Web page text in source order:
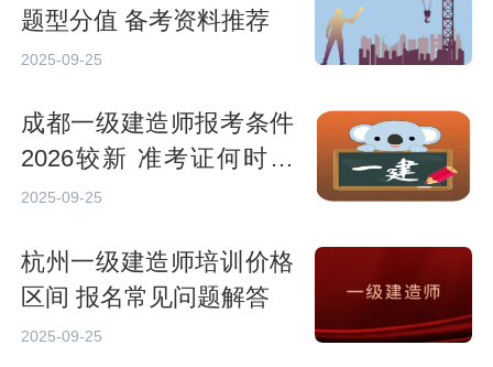
题型分值 备考资料推荐
2025-09-25
成都一级建造师报考条件
2026较新 准考证何时打
印
2025-09-25
杭州一级建造师培训价格
区间 报名常见问题解答
2025-09-25